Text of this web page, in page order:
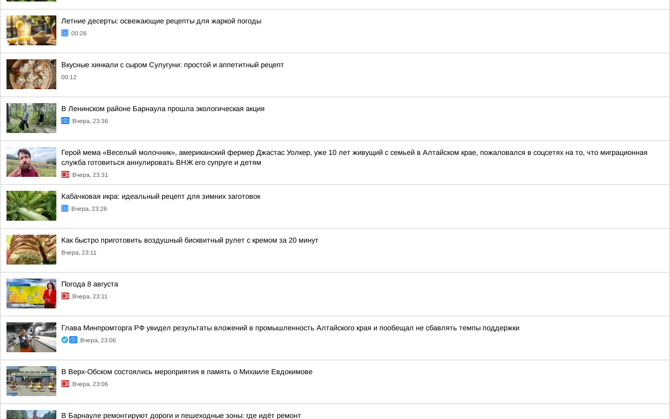
Летние десерты: освежающие рецепты для жаркой погоды
00:26
Вкусные хинкали с сыром Сулугуни: простой и аппетитный рецепт
00:12
В Ленинском районе Барнаула прошла экологическая акция
Вчера, 23:36
Герой мема «Веселый молочник», американский фермер Джастас Уолкер, уже 10 лет живущий с семьей в Алтайском крае, пожаловался в соцсетях на то, что миграционная
служба готовиться аннулировать ВНЖ его супруге и детям
Вчера, 23:31
Кабачковая икра: идеальный рецепт для зимних заготовок
Вчера, 23:26
Как быстро приготовить воздушный бисквитный рулет с кремом за 20 минут
Вчера, 23:11
Погода 8 августа
Вчера, 23:11
Глава Минпромторга РФ увидел результаты вложений в промышленность Алтайского края и пообещал не сбавлять темпы поддержки
Вчера, 23:06
В Верх-Обском состоялись мероприятия в память о Михаиле Евдокимове
Вчера, 23:06
В Барнауле ремонтируют дороги и пешеходные зоны: где идёт ремонт